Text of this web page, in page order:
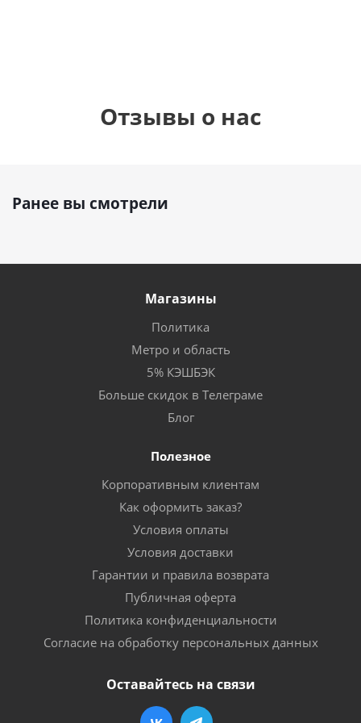
Отзывы о нас
Ранее вы смотрели
Магазины
Политика
Метро и область
5% КЭШБЭК
Больше скидок в Телеграме
Блог
Полезное
Корпоративным клиентам
Как оформить заказ?
Условия оплаты
Условия доставки
Гарантии и правила возврата
Публичная оферта
Политика конфиденциальности
Согласие на обработку персональных данных
Оставайтесь на связи